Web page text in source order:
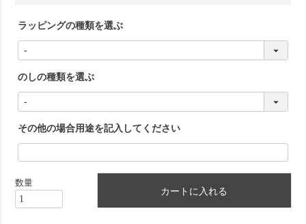
ラッピングの種類を選ぶ
のしの種類を選ぶ
その他の場合用途を記入してください
カートに入れる